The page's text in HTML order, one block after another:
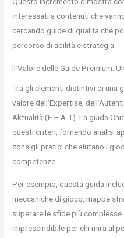
interessati a contenuti che
cercando guide di qualità che
percorso di abilità e strategia.
Il Valore delle Guide Premium:
Tra gli elementi distintivi di una
valore dell’Expertise,
Aktualità (E-E-A-T). La guida
questi criteri, fornendo analisi
consigli pratici che aiutano i
competenze.
Per esempio, questa guida
meccaniche di gioco, mappe
superare le sfide più
imprescindibile per chi mira al